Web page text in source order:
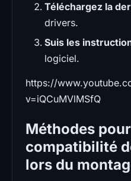
Téléchargez la
drivers.
Suis les
logiciel.
https://
v=iQCuMVlMSfQ
Méthodes
compatibilité
lors du